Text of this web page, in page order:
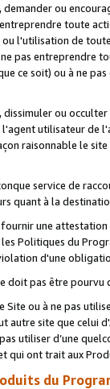
ou
toute
l'utilisation de
pas entreprendre
ce soit) ou à ne
dissimuler ou
utilisateur
raisonnable le
service de
quant à la
une
Politiques du
d'une
doit pas être
Site ou à ne pas
site que celui
utiliser d’une
qui ont trait aux
du